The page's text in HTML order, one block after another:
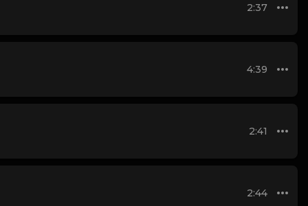
2:37
4:39
2:41
2:44